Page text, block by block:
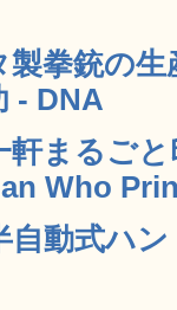
拳銃の
- DNA
軒まるご
Who
自動式ハ